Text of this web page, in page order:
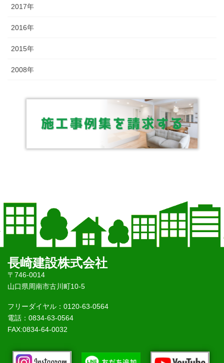
2017年
2016年
2015年
2008年
長崎建設株式会社
〒746-0014
山口県周南市古川町10-5
フリーダイヤル：0120-63-0564
電話：0834-63-0564
FAX:0834-64-0032